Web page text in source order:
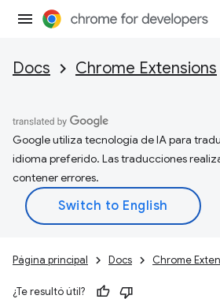
Docs Chrome Extensions
Google utiliza tecnología de IA para
idioma preferido. Las traducciones
contener errores.
Página principal Docs Chrome
¿Te resultó útil?